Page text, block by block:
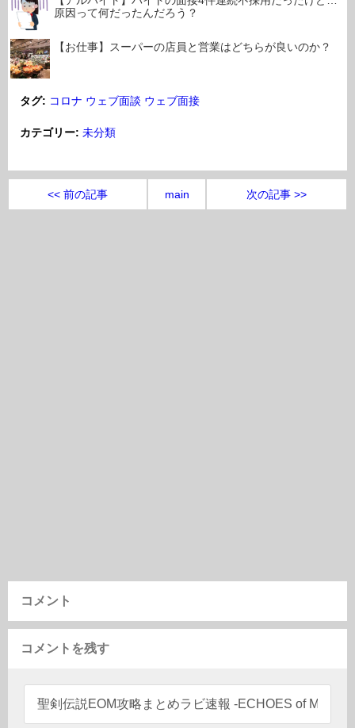
原因って何だったんだろう？
【お仕事】スーパーの店員と営業はどちらが良いのか？
タグ: コロナ ウェブ面談 ウェブ面接
カテゴリー: 未分類
<< 前の記事 main 次の記事 >>
コメント
コメントを残す